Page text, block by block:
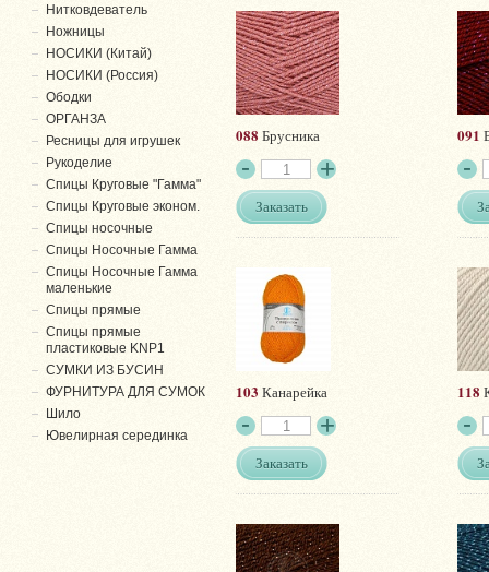
088 Брусника
Заказать
091
103 Канарейка
Заказать
118
Нитковдеватель
Ножницы
НОСИКИ (Китай)
НОСИКИ (Россия)
Ободки
ОРГАНЗА
Ресницы для игрушек
Рукоделие
Спицы Круговые "Гамма"
Спицы Круговые эконом.
Спицы носочные
Спицы Носочные Гамма
Спицы Носочные Гамма
маленькие
Спицы прямые
Спицы прямые
пластиковые KNP1
СУМКИ ИЗ БУСИН
ФУРНИТУРА ДЛЯ СУМОК
Шило
Ювелирная серединка